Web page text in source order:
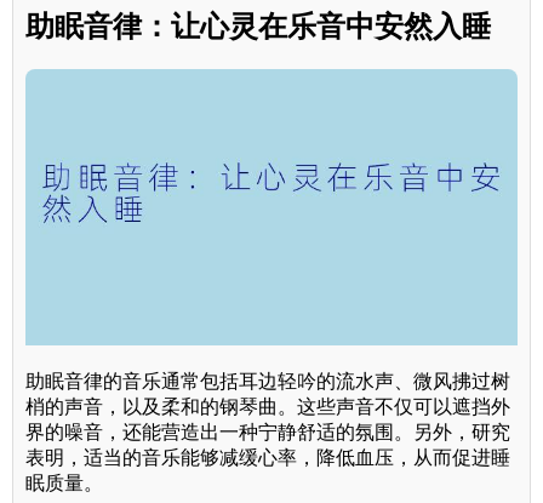
助眠音律：让心灵在乐音中安然入睡
助眠音律的音乐通常包括耳边轻吟的流水声、微风拂过树
梢的声音，以及柔和的钢琴曲。这些声音不仅可以遮挡外
界的噪音，还能营造出一种宁静舒适的氛围。另外，研究
表明，适当的音乐能够减缓心率，降低血压，从而促进睡
眠质量。